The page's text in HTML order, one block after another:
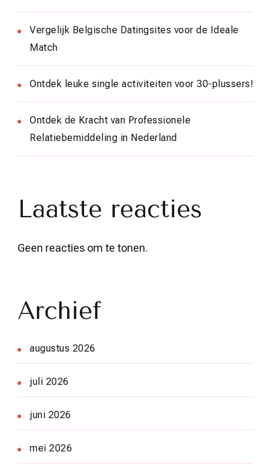
Vergelijk Belgische Datingsites voor de Ideale
Match
Ontdek leuke single activiteiten voor 30-plussers!
Ontdek de Kracht van Professionele
Relatiebemiddeling in Nederland
Laatste reacties
Geen reacties om te tonen.
Archief
augustus 2026
juli 2026
juni 2026
mei 2026